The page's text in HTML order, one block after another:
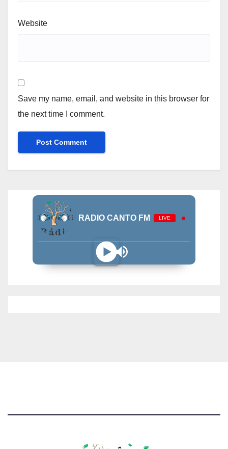
Website
Save my name, email, and website in this browser for
the next time I comment.
RADIO CANTO FM LIVE